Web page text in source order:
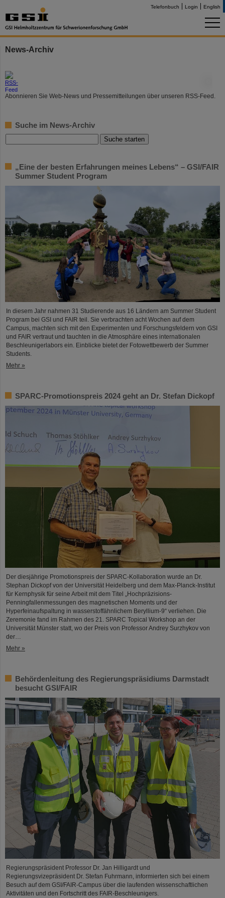
Telefonbuch Login English
News-Archiv
Abonnieren Sie Web-News und Pressemitteilungen über unseren RSS-Feed.
Suche im News-Archiv
„Eine der besten Erfahrungen meines Lebens“ – GSI/FAIR
Summer Student Program
In diesem Jahr nahmen 31 Studierende aus 16 Ländern am Summer Student
Program bei GSI und FAIR teil. Sie verbrachten acht Wochen auf dem
Campus, machten sich mit den Experimenten und Forschungsfeldern von GSI
und FAIR vertraut und tauchten in die Atmosphäre eines internationalen
Beschleunigerlabors ein. Einblicke bietet der Fotowettbewerb der Summer
Students.
Mehr »
SPARC-Promotionspreis 2024 geht an Dr. Stefan Dickopf
Der diesjährige Promotionspreis der SPARC-Kollaboration wurde an Dr.
Stephan Dickopf von der Universität Heidelberg und dem Max-Planck-Institut
für Kernphysik für seine Arbeit mit dem Titel „Hochpräzisions-
Penningfallenmessungen des magnetischen Moments und der
Hyperfeinaufspaltung in wasserstoffähnlichem Beryllium-9“ verliehen. Die
Zeremonie fand im Rahmen des 21. SPARC Topical Workshop an der
Universität Münster statt, wo der Preis von Professor Andrey Surzhykov von
der…
Mehr »
Behördenleitung des Regierungspräsidiums Darmstadt
besucht GSI/FAIR
Regierungspräsident Professor Dr. Jan Hilligardt und
Regierungsvizepräsident Dr. Stefan Fuhrmann, informierten sich bei einem
Besuch auf dem GSI/FAIR-Campus über die laufenden wissenschaftlichen
Aktivitäten und den Fortschritt des FAIR-Beschleunigers.